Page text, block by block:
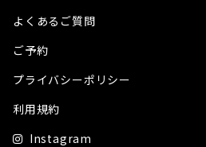
よくあるご質問
ご予約
プライバシーポリシー
利用規約
Instagram